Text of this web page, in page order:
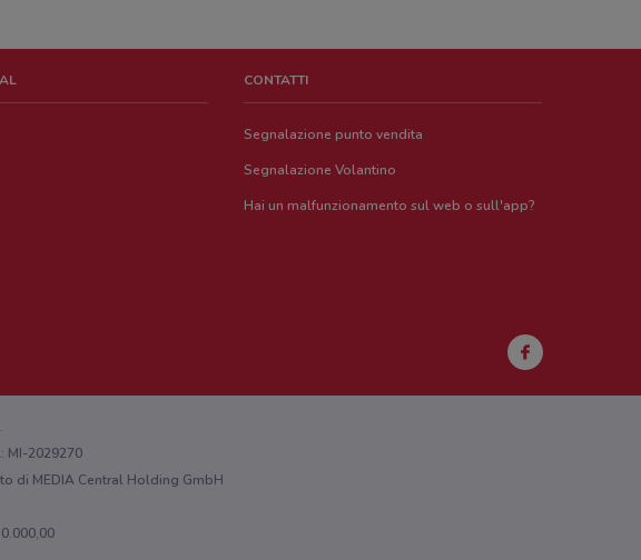
CONTATTI
Segnalazione punto vendita
Segnalazione Volantino
Hai un malfunzionamento sul web o sull'app?
MI-2029270
di MEDIA Central Holding GmbH